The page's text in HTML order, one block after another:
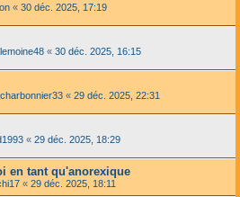
« 30 déc. 2025, 17:19
« 30 déc. 2025, 16:15
« 29 déc. 2025, 22:31
« 29 déc. 2025, 18:29
en tant qu'anorexique
« 29 déc. 2025, 18:11